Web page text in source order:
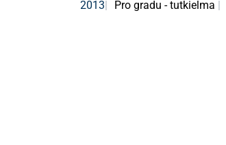
2013
Pro gradu - tutkielma